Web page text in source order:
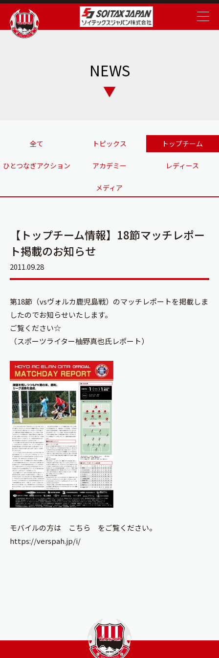
NEWS
全て トピックス トップチーム
ひとつなぎアクション アカデミー レディース
メディア
【トップチーム情報】18節マッチレポー
ト掲載のお知らせ
2011.09.28
第18節（vsヴォルカ鹿児島戦）のマッチレポートを掲載しま
したのでお知らせいたします。
ご覧ください☆
（スポーツライター柚野真也氏レポート）
モバイルの方は こちら をご覧ください。
https://verspah.jp/i/